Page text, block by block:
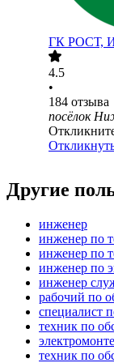
ГК РОСТ,
4.5
•
184 отзыва
посёлок
Другие
инженер
инженер по
инженер по
инженер по
инженер
рабочий по
специалист
техник по
техник по